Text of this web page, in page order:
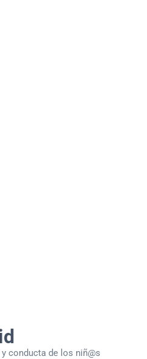
conducta de los niñ@s